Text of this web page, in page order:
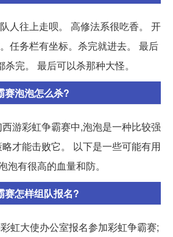
人往上走呗。 高修法系很吃香。 开
任务栏有坐标。杀完就进去。 最后
完。 最后可以杀那种大怪。
赛泡泡怎么杀?
游彩虹争霸赛中,泡泡是一种比较强
才能击败它。 以下是一些可能有用
泡有很高的血量和防。
赛怎样组队报名?
虹大使办公室报名参加彩虹争霸赛;